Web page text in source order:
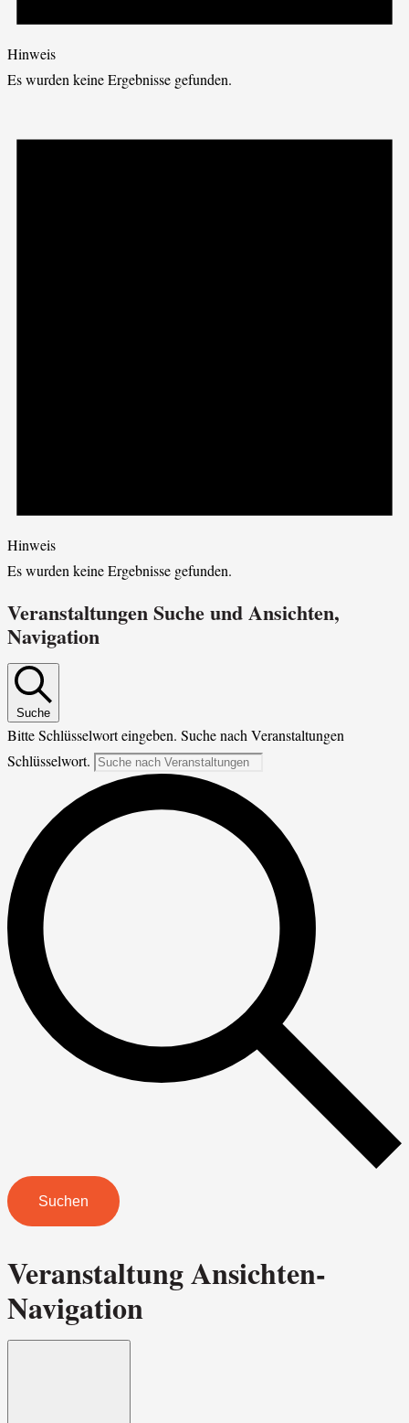
Hinweis
Es wurden keine Ergebnisse gefunden.
Hinweis
Es wurden keine Ergebnisse gefunden.
Veranstaltungen Suche und Ansichten,
Navigation
Suche
Bitte Schlüsselwort eingeben. Suche nach Veranstaltungen
Schlüsselwort.
Suchen
Veranstaltung Ansichten-
Navigation